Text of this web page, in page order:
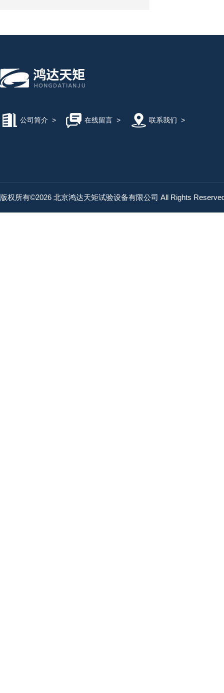
公司简介 > 在线留言> 联系我们 >
版权所有©2026 北京鸿达天矩试验设备有限公司 All Rights